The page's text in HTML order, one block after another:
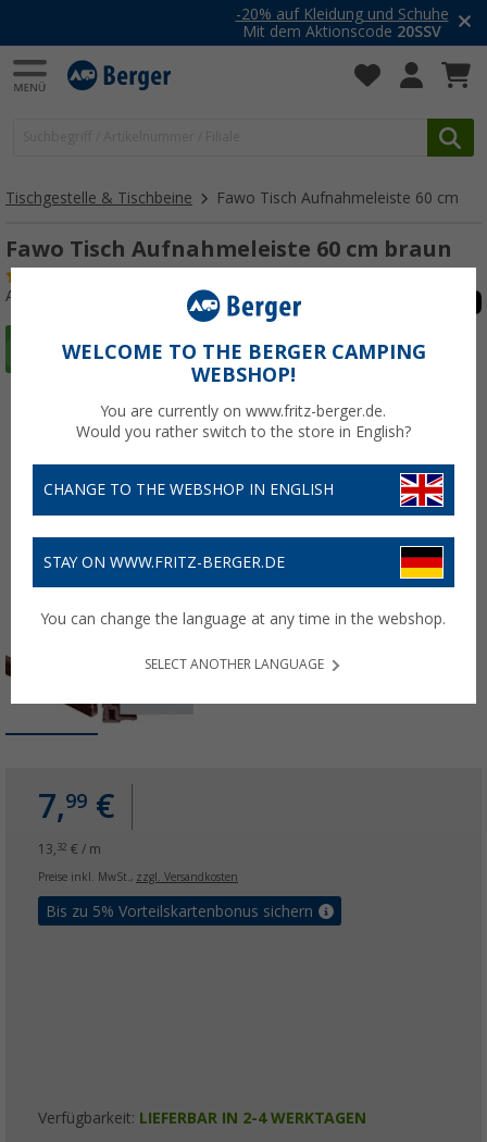
-20% auf Kleidung und Schuhe
Mit dem Aktionscode 20SSV
Tischgestelle & Tischbeine Fawo Tisch Aufnahmeleiste 60 cm
Fawo Tisch Aufnahmeleiste 60 cm braun
Art.-Nr.: 171010
7,99 €
13, 32 € / m
Preise inkl. MwSt., zzgl. Versandkosten
Bis zu 5% Vorteilskartenbonus sichern
Verfügbarkeit: LIEFERBAR IN 2-4 WERKTAGEN
WELCOME TO THE BERGER CAMPING
WEBSHOP!
You are currently on www.fritz-berger.de.
Would you rather switch to the store in English?
CHANGE TO THE WEBSHOP IN ENGLISH
STAY ON WWW.FRITZ-BERGER.DE
You can change the language at any time in the webshop.
SELECT ANOTHER LANGUAGE